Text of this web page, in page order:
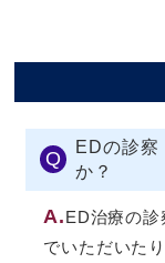
Q
EDの診察
か？
A.ED治療の
でいただいた